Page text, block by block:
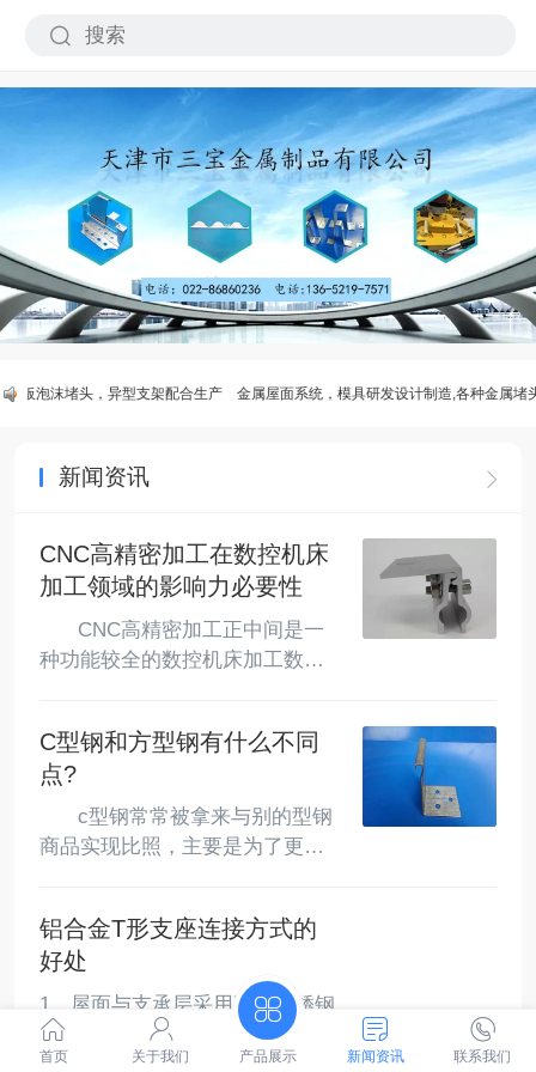
板泡沫堵头，异型支架配合生产 金属屋面系统，模具研发设计制造,各种金属堵
新闻资讯
CNC高精密加工在数控机床
加工领域的影响力必要性
   　CNC高精密加工正中间是一
种功能较全的数控机床加工数控
心之一。下面由三宝金属加工小
编给大家详细介绍：　　数控车
床是当今加工制造业的流行武器
装备，严实加工的必需武器装
加工工艺水平的主要标识，是影
响需求侧改革、军队建设的谋略
物资供应。　　CNC高精密加工
加工工艺也听从设备加工钻...
C型钢和方型钢有什么不同
点?
c型钢常常被拿来与别的型钢
商品实现比照，主要是为了更好
则是方型钢。一起来看一下比照
后的結果是什么样的?下面三宝金
属加工厂小编给大家详细介
绍：　　有关c型钢的性能大家就
很少讲了，这在以前的简介中早
铝合金T形支座连接方式的
好处
1、屋面与支承层采用隐藏不锈钢
扣件连接，表面无穿孔和螺钉。
2、铝合金T形支座扣件，主要包
首页 关于我们 产品展示 新闻资讯 联系我们